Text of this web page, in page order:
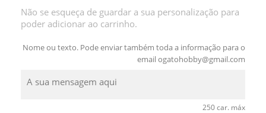
Não se esqueça de guardar a sua personalização para
poder adicionar ao carrinho.
Nome ou texto. Pode enviar também toda a informação para o
email ogatohobby@gmail.com
250 car. máx